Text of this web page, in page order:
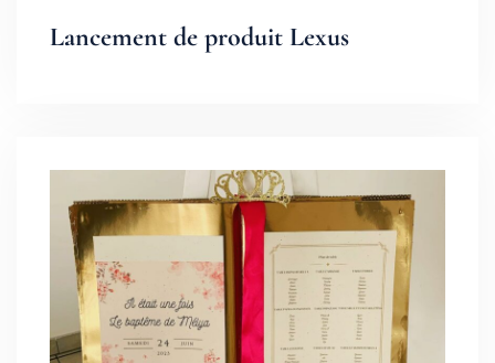
Lancement de produit Lexus